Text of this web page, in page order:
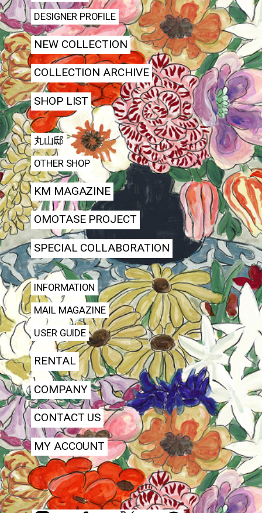
DESIGNER PROFILE
NEW COLLECTION
COLLECTION ARCHIVE
SHOP LIST
丸山邸
OTHER SHOP
KM MAGAZINE
OMOTASE PROJECT
SPECIAL COLLABORATION
INFORMATION
MAIL MAGAZINE
USER GUIDE
RENTAL
COMPANY
CONTACT US
MY ACCOUNT